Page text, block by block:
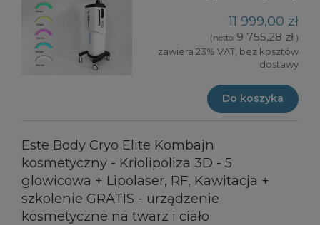
11 999,00 zł
(netto: 9 755,28 zł )
zawiera 23% VAT, bez kosztów
dostawy
Do koszyka
Este Body Cryo Elite Kombajn
kosmetyczny - Kriolipoliza 3D - 5
glowicowa + Lipolaser, RF, Kawitacja +
szkolenie GRATIS - urządzenie
kosmetyczne na twarz i ciało